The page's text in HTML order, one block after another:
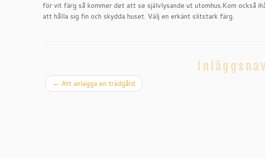
för vit färg så kommer det att se självlysande ut utomhus.Kom också
att hålla sig fin och skydda huset. Välj en erkänt slitstark färg.
← Att anlägga en trädgård